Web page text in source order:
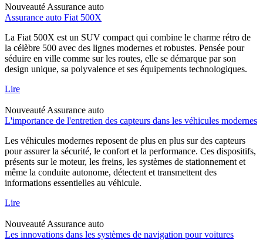
Nouveauté Assurance auto
Assurance auto Fiat 500X
La Fiat 500X est un SUV compact qui combine le charme rétro de
la célèbre 500 avec des lignes modernes et robustes. Pensée pour
séduire en ville comme sur les routes, elle se démarque par son
design unique, sa polyvalence et ses équipements technologiques.
Lire
Nouveauté Assurance auto
L'importance de l'entretien des capteurs dans les véhicules modernes
Les véhicules modernes reposent de plus en plus sur des capteurs
pour assurer la sécurité, le confort et la performance. Ces dispositifs,
présents sur le moteur, les freins, les systèmes de stationnement et
même la conduite autonome, détectent et transmettent des
informations essentielles au véhicule.
Lire
Nouveauté Assurance auto
Les innovations dans les systèmes de navigation pour voitures